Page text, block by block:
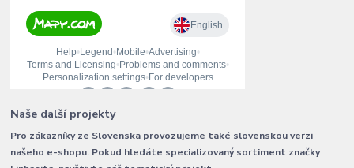
Naše další projekty
Pro zákazníky ze Slovenska provozujeme také slovenskou verzi
našeho e-shopu. Pokud hledáte specializovaný sortiment značky